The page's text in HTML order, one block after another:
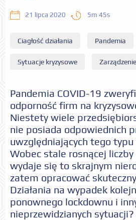
21 lipca 2020 5m 45s
Ciagłość działania Pandemia
Sytuacje kryzysowe
Pandemia COVID-19
odporność firm na
Niestety wiele
nie posiada odpowiednich
uwzględniających tego typu
Wobec stale rosnącej
wydaje się to skrajnym
zatem opracować skuteczny
Działania na wypadek
ponownego lockdownu i
nieprzewidzianych sytuacji?